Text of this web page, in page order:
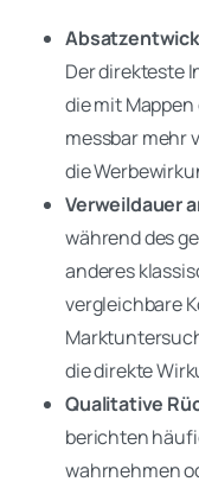
Der direkteste
die mit
messbar mehr
die
Verweildauer
während des
anderes
vergleichbare
die direkte
Qualitative
berichten
wahrnehmen